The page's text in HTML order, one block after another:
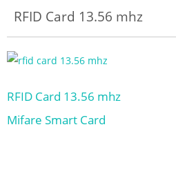
RFID Card 13.56 mhz
RFID Card 13.56 mhz
Mifare Smart Card